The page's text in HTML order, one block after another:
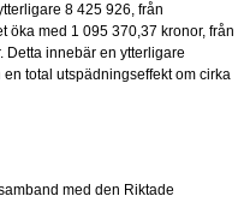
8 425 926, från
öka med 1 095 370,37 kronor, från
Detta innebär en ytterligare
total utspädningseffekt om cirka
med den Riktade